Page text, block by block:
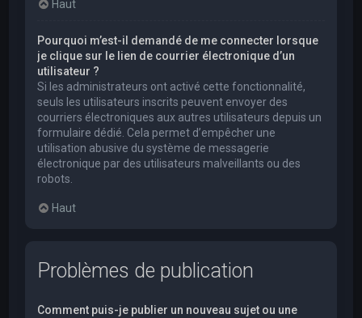
Haut
Pourquoi m’est-il demandé de me connecter lorsque
je clique sur le lien de courrier électronique d’un
utilisateur ?
Si les administrateurs ont activé cette fonctionnalité,
seuls les utilisateurs inscrits peuvent envoyer des
courriers électroniques aux autres utilisateurs depuis un
formulaire dédié. Cela permet d’empêcher une
utilisation abusive du système de messagerie
électronique par des utilisateurs malveillants ou des
robots.
Haut
Problèmes de publication
Comment puis-je publier un nouveau sujet ou une